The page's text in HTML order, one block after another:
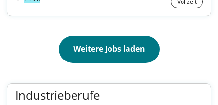
Vollzeit
Weitere Jobs laden
Industrieberufe